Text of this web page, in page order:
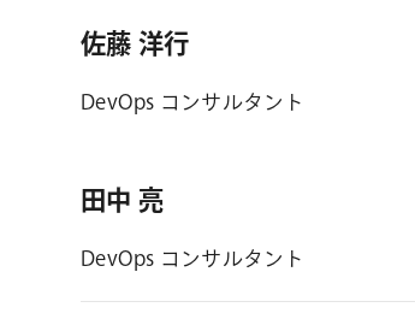
佐藤 洋行
DevOps コンサルタント
田中 亮
DevOps コンサルタント